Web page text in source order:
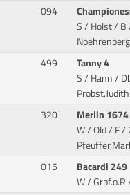
094
S / Holst / B
499
Tanny 4
S / Hann /
320
Merlin 1674
W / Old / F
015
Bacardi 249
W /